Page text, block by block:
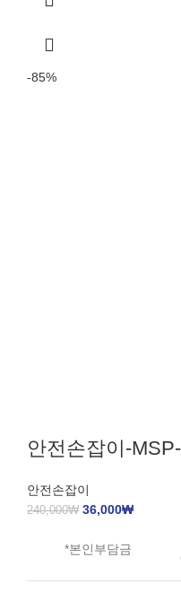
-85%
안전손잡이-
안전손잡이
240,000₩ 36,000₩
*본인부담금